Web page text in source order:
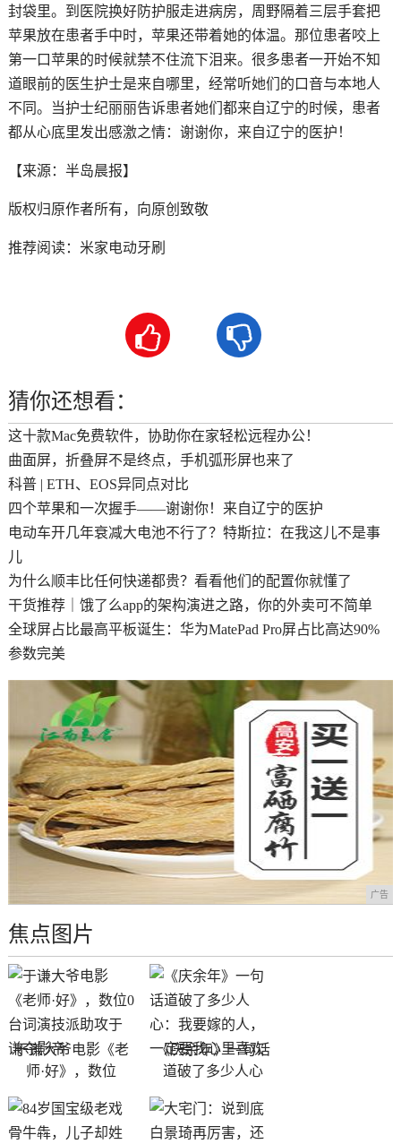
封袋里。到医院换好防护服走进病房，周野隔着三层手套把
苹果放在患者手中时，苹果还带着她的体温。那位患者咬上
第一口苹果的时候就禁不住流下泪来。很多患者一开始不知
道眼前的医生护士是来自哪里，经常听她们的口音与本地人
不同。当护士纪丽丽告诉患者她们都来自辽宁的时候，患者
都从心底里发出感激之情：谢谢你，来自辽宁的医护！
【来源：半岛晨报】
版权归原作者所有，向原创致敬
推荐阅读： 米家电动牙刷
 
猜你还想看：
这十款Mac免费软件，协助你在家轻松远程办公！
曲面屏，折叠屏不是终点，手机弧形屏也来了
科普 | ETH、EOS异同点对比
四个苹果和一次握手——谢谢你！来自辽宁的医护
电动车开几年衰减大电池不行了？特斯拉：在我这儿不是事
儿
为什么顺丰比任何快递都贵？看看他们的配置你就懂了
干货推荐｜饿了么app的架构演进之路，你的外卖可不简单
全球屏占比最高平板诞生：华为MatePad Pro屏占比高达90%
参数完美
广告
焦点图片
于谦大爷电影《老
师·好》，数位
《庆余年》一句话
道破了多少人心